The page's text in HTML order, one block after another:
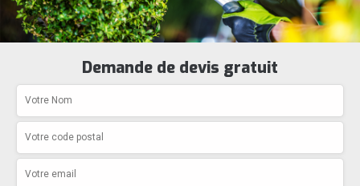
Demande de devis gratuit